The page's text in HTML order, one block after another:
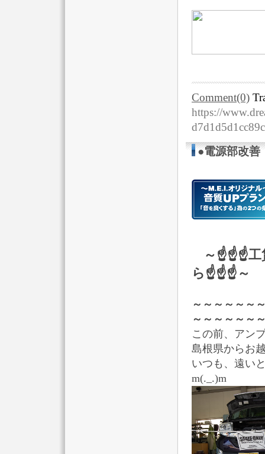
Comment(0)
https://
●電源部改善
～☝☝☝工
ら☝☝☝～
～～～～～～
～～～～～～
この前、アン
島根県からお
いつも、遠い
m(._.)m